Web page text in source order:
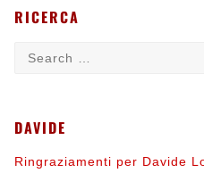
RICERCA
DAVIDE
Ringraziamenti per Davide